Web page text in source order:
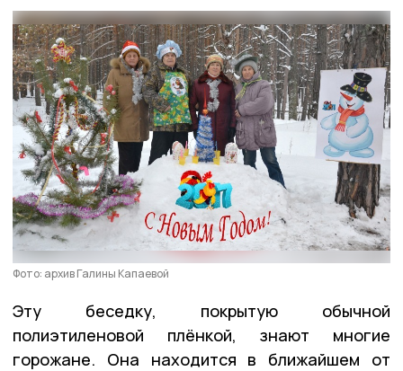
Фото: архив Галины Капаевой
Эту беседку, покрытую обычной
полиэтиленовой плёнкой, знают многие
горожане. Она находится в ближайшем от